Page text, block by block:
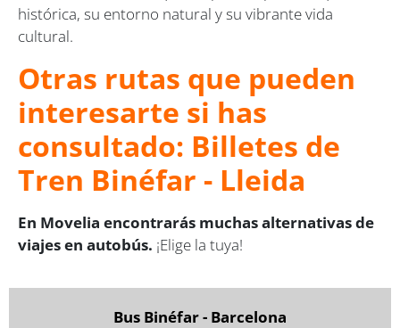
histórica, su entorno natural y su vibrante vida
cultural.
Otras rutas que pueden
interesarte si has
consultado: Billetes de
Tren Binéfar - Lleida
En Movelia encontrarás muchas alternativas de
viajes en autobús. ¡Elige la tuya!
Bus Binéfar - Barcelona